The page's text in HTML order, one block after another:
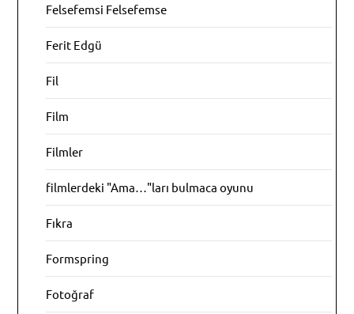
Felsefemsi Felsefemse
Ferit Edgü
Fil
Film
Filmler
filmlerdeki "Ama…"ları bulmaca oyunu
Fıkra
Formspring
Fotoğraf